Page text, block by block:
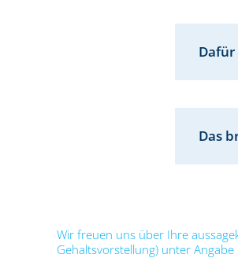
Dafür
Das
Wir freuen uns über Ihre
Gehaltsvorstellung) unter